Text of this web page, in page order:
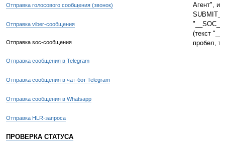
Отправка голосового сообщения (звонок)
Отправка viber-сообщения
Отправка soc-сообщения
Отправка сообщения в Telegram
Отправка сообщения в чат-бот Telegram
Отправка сообщения в Whatsapp
Отправка HLR-запроса
ПРОВЕРКА СТАТУСА
Агент",
(текст
пробел,